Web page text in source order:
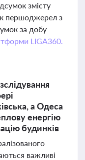
змісту
першоджерел з
за добу
LIGA360.
а Одеса
енергію
будинків
важливі